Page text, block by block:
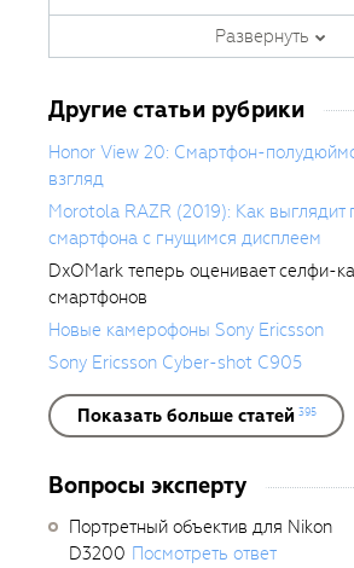
которая всегда с собой.
Автор курсов и
Fotoshkola.net
Развернуть
Другие статьи рубрики
Honor View 20: Смартфон-
взгляд
Morotola RAZR (2019): Как выглядит
смартфона с гнущимся дисплеем
DxOMark теперь оценивает селфи-
смартфонов
Новые камерофоны Sony Ericsson
Sony Ericsson Cyber-shot C905
Показать больше статей 395
Вопросы эксперту
Портретный объектив для Nikon
D3200 Посмотреть ответ